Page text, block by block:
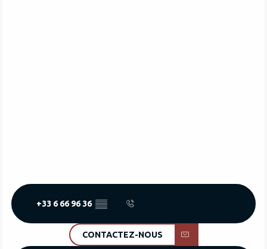
+33 6 66 96 36 ▒▒
CONTACTEZ-NOUS